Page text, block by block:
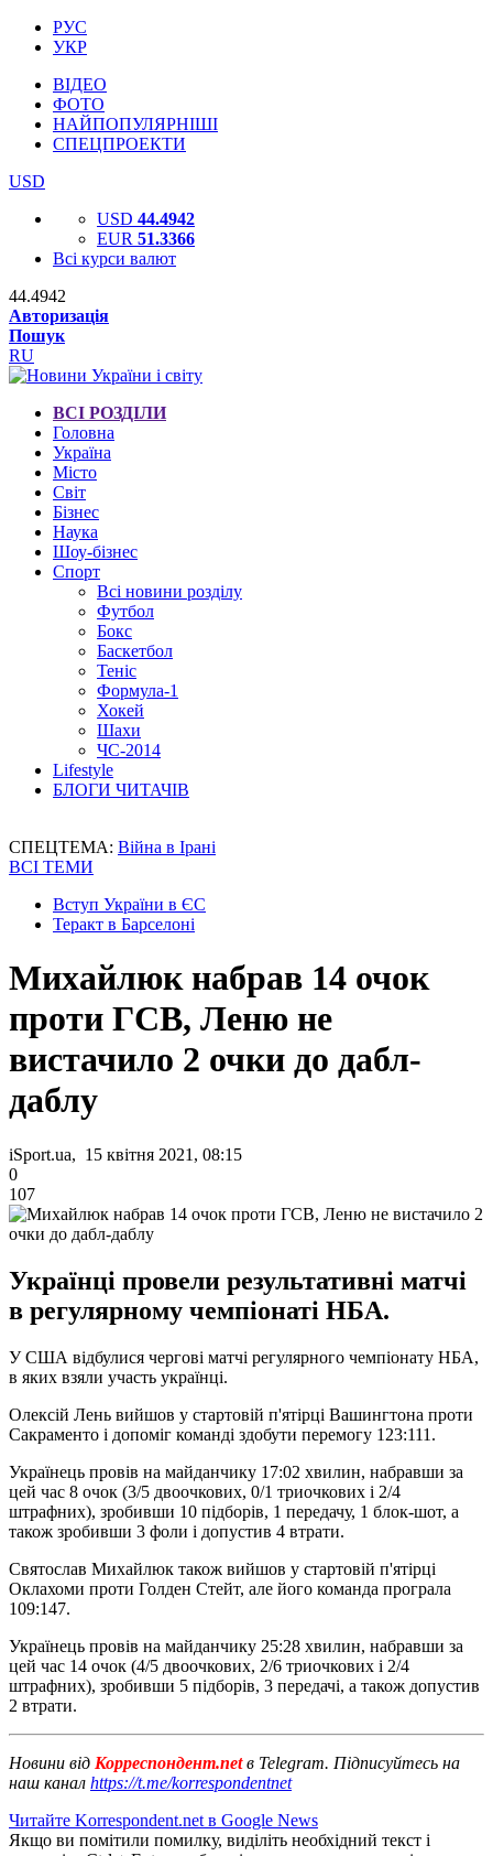
РУС
УКР
ВІДЕО
ФОТО
НАЙПОПУЛЯРНІШІ
СПЕЦПРОЕКТИ
USD
USD 44.4942
EUR 51.3366
Всі курси валют
44.4942
Авторизація
Пошук
RU
ВСІ РОЗДІЛИ
Головна
Україна
Місто
Світ
Бізнес
Наука
Шоу-бізнес
Спорт
Всі новини розділу
Футбол
Бокс
Баскетбол
Теніс
Формула-1
Хокей
Шахи
ЧС-2014
Lifestyle
БЛОГИ ЧИТАЧІВ
СПЕЦТЕМА: Війна в Ірані
ВСІ ТЕМИ
Вступ України в ЄС
Теракт в Барселоні
Михайлюк набрав 14 очок
проти ГСВ, Леню не
вистачило 2 очки до дабл-
даблу
iSport.ua, 15 квітня 2021, 08:15
0
107
Українці провели результативні матчі
в регулярному чемпіонаті НБА.
У США відбулися чергові матчі регулярного чемпіонату НБА,
в яких взяли участь українці.
Олексій Лень вийшов у стартовій п'ятірці Вашингтона проти
Сакраменто і допоміг команді здобути перемогу 123:111.
Українець провів на майданчику 17:02 хвилин, набравши за
цей час 8 очок (3/5 двоочкових, 0/1 триочкових і 2/4
штрафних), зробивши 10 підборів, 1 передачу, 1 блок-шот, а
також зробивши 3 фоли і допустив 4 втрати.
Святослав Михайлюк також вийшов у стартовій п'ятірці
Оклахоми проти Голден Стейт, але його команда програла
109:147.
Українець провів на майданчику 25:28 хвилин, набравши за
цей час 14 очок (4/5 двоочкових, 2/6 триочкових і 2/4
штрафних), зробивши 5 підборів, 3 передачі, а також допустив
2 втрати.
Новини від Корреспондент.netв Telegram. Підписуйтесь на
наш канал https://t.me/korrespondentnet
Читайте Korrespondent.net в Google News
Якщо ви помітили помилку, виділіть необхідний текст і